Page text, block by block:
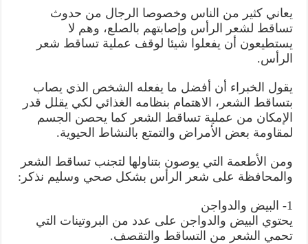
يعاني كثير من الناس وخصوصا الرجال من حدوث
تساقط لشعر الرأس وإصابتهم بالصلع، وهم لا
يستطيعون أن يفعلوا شيئا لوقف عملية تساقط شعر
الرأس.
يقول الخبراء أن أفضل ما يفعله الشخص الذي يصاب
بتساقط الشعر، الاهتمام بنظامه الغذائي لكي يقلل قدر
الإمكان من عملية تساقط الشعر كما يحصن الجسم
لمقاومة بعض الأمراض والتمتع بالنشاط الحيوية.
ومن الأطعمة التي يوصون بتناولها لتجنب تساقط الشعر
والمحافظة على شعر الرأس بشكل صحي وسليم نذكر:
1- البيض والدواجن
يحتوي البيض والدواجن على عدد من البروتينات التي
تحمي الشعر من التساقط والتقصف.